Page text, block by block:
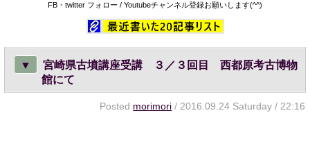
FB・twitter フォロー / Youtubeチャンネル登録お願いします(^^)
▼
宮崎県古墳講座受講 ３／３回目 西都原考古博物
館にて
Posted morimori / 2016.09.24 Saturday / 22:16